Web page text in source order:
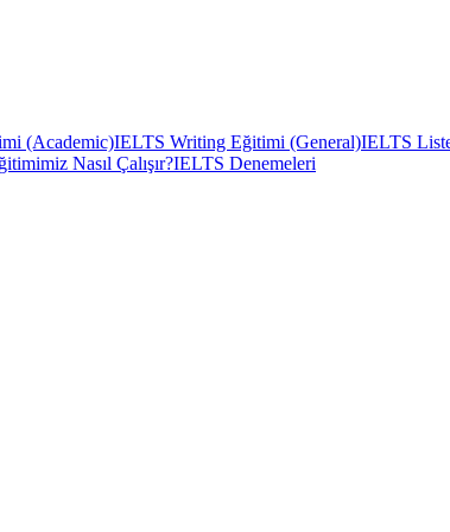
(Academic)IELTS Writing Eğitimi (General)IELTS
Nasıl Çalışır?IELTS Denemeleri